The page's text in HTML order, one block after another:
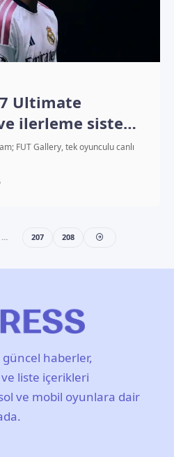
Ultimate
ilerleme sistemi
FUT Gallery, tek oyunculu canlı
… 207 208
haberler,
liste içerikleri
ve mobil oyunlara dair